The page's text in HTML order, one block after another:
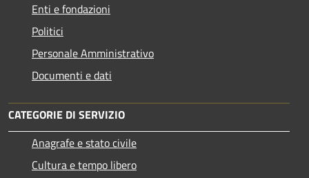
Enti e fondazioni
Politici
Personale Amministrativo
Documenti e dati
CATEGORIE DI SERVIZIO
Anagrafe e stato civile
Cultura e tempo libero